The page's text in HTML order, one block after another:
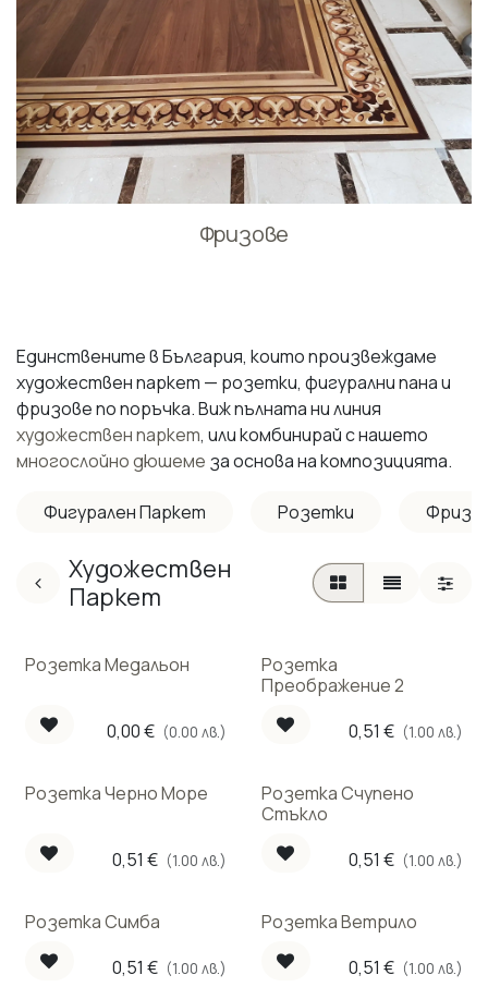
Фризове
Единствените в България, които произвеждаме
художествен паркет — розетки, фигурални пана и
фризове по поръчка. Виж пълната ни линия
художествен паркет, или комбинирай с нашето
многослойно дюшеме за основа на композицията.
Фигурален Паркет Розетки
Художествен
Паркет
Розетка Медальон
0,00€ (0.00 лв.)
Розетка
Преображение 2
0,51 € (1.00 лв.)
Розетка Черно Море
0,51 € (1.00 лв.)
Розетка Счупено
Стъкло
0,51 € (1.00 лв.)
Розетка Симба
0,51 € (1.00 лв.)
Розетка Ветрило
0,51 € (1.00 лв.)